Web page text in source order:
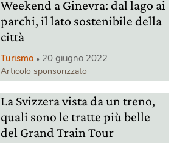
Weekend a Ginevra: dal lago ai
parchi, il lato sostenibile della
città
Turismo 20 giugno 2022
Articolo sponsorizzato
La Svizzera vista da un treno,
quali sono le tratte più belle
del Grand Train Tour